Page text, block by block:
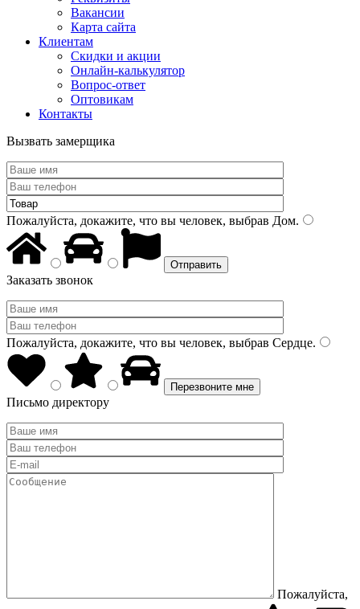
Вакансии
Карта сайта
Клиентам
Скидки и акции
Онлайн-калькулятор
Вопрос-ответ
Оптовикам
Контакты
Вызвать замерщика
Пожалуйста, докажите, что вы человек, выбрав Дом.
Заказать звонок
Пожалуйста, докажите, что вы человек, выбрав Сердце.
Письмо директору
Пожалуйста,